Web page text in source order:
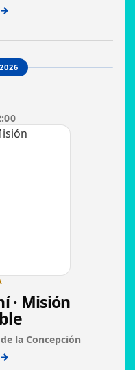
→
· Misión
la Concepción
→